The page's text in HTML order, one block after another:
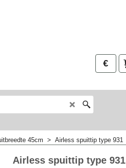
€
45cm > Airless spuittip type 931
Airless spuittip type 931